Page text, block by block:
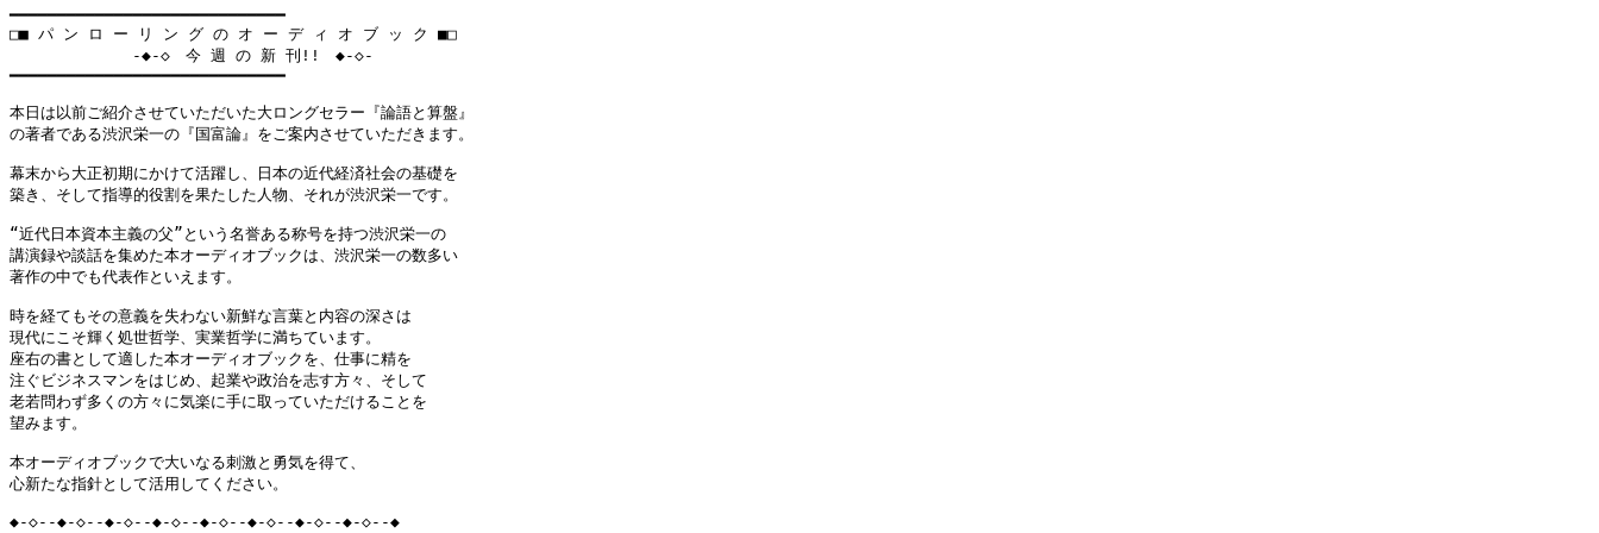
━━━━━━━━━━━━━━━━━━━━━━━━━━━━━
□■ パ ン ロ ー リ ン グ の オ ー デ ィ オ ブ ッ ク ■□
-◆-◇　今 週 の 新 刊!!　◆-◇-
━━━━━━━━━━━━━━━━━━━━━━━━━━━━━
本日は以前ご紹介させていただいた大ロングセラー『論語と算盤』
の著者である渋沢栄一の『国富論』をご案内させていただきます。
幕末から大正初期にかけて活躍し、日本の近代経済社会の基礎を
築き、そして指導的役割を果たした人物、それが渋沢栄一です。
“近代日本資本主義の父”という名誉ある称号を持つ渋沢栄一の
講演録や談話を集めた本オーディオブックは、渋沢栄一の数多い
著作の中でも代表作といえます。
時を経てもその意義を失わない新鮮な言葉と内容の深さは
現代にこそ輝く処世哲学、実業哲学に満ちています。
座右の書として適した本オーディオブックを、仕事に精を
注ぐビジネスマンをはじめ、起業や政治を志す方々、そして
老若問わず多くの方々に気楽に手に取っていただけることを
望みます。
本オーディオブックで大いなる刺激と勇気を得て、
心新たな指針として活用してください。
◆-◇--◆-◇--◆-◇--◆-◇--◆-◇--◆-◇--◆-◇--◆-◇--◆